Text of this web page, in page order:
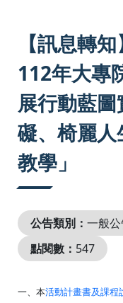
【訊息轉
112年大專
展行動藍
礙、椅麗
教學」
公告類別： 一般
點閱數： 547
一、本活動計畫書及課程